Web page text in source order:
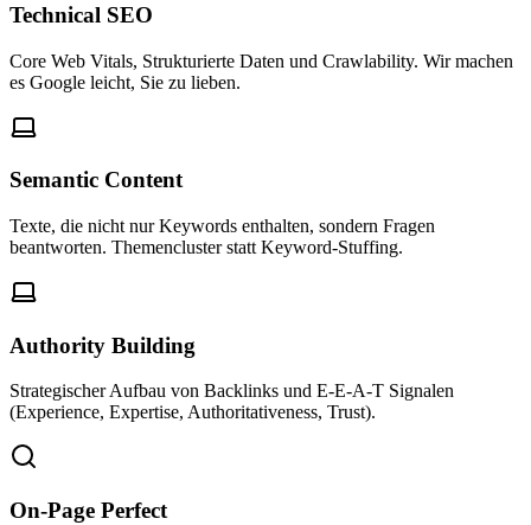
Technical SEO
Core Web Vitals, Strukturierte Daten und Crawlability. Wir machen
es Google leicht, Sie zu lieben.
Semantic Content
Texte, die nicht nur Keywords enthalten, sondern Fragen
beantworten. Themencluster statt Keyword-Stuffing.
Authority Building
Strategischer Aufbau von Backlinks und E-E-A-T Signalen
(Experience, Expertise, Authoritativeness, Trust).
On-Page Perfect